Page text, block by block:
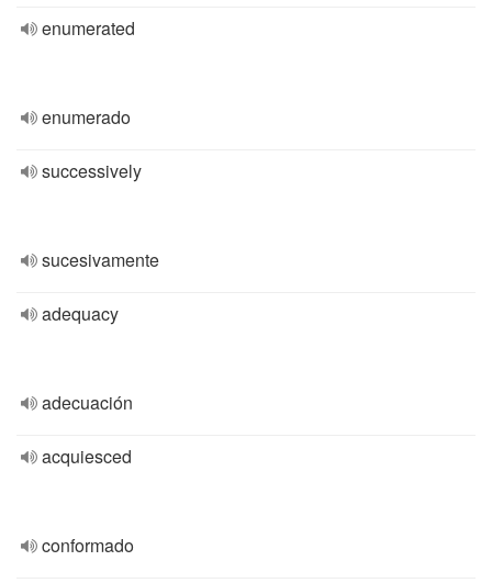
enumerated
enumerado
successively
sucesivamente
adequacy
adecuación
acquiesced
conformado